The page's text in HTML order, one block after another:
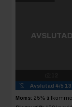
Slagavgift:120 kr
moms